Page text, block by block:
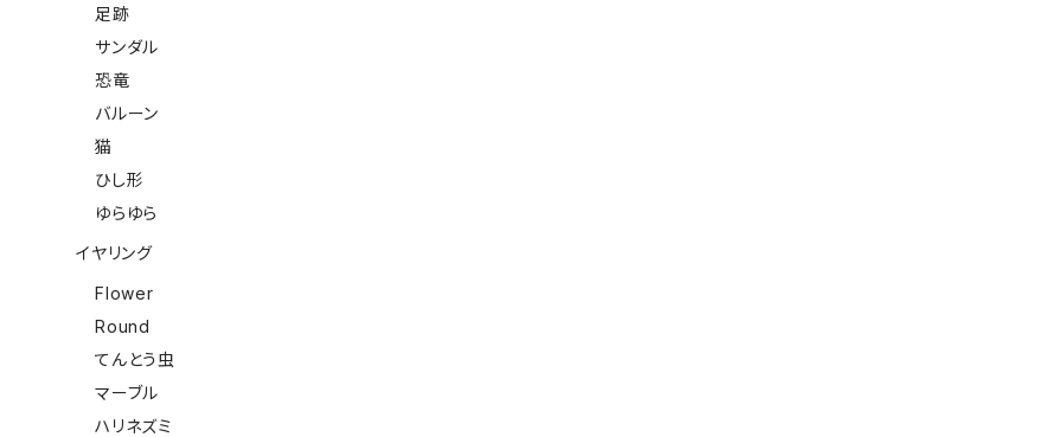
足跡
サンダル
恐竜
バルーン
猫
ひし形
ゆらゆら
イヤリング
Flower
Round
てんとう虫
マーブル
ハリネズミ